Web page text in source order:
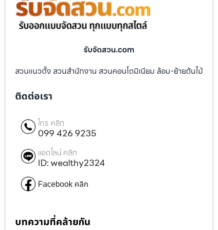
รับจัดสวน.com
สวนแนวตั้ง สวนสำนักงาน สวนคอนโดมิเนียม ล้อม-ย้ายต้นไม้
ติดต่อเรา
โทร คลิก
099 426 9235
แอดไลน์ คลิก
ID: wealthy2324
Facebook คลิก
บทความที่คล้ายกัน